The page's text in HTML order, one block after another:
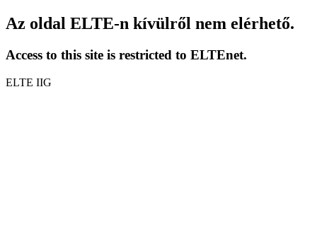
Az oldal ELTE-n kívülről nem elérhető.
Access to this site is restricted to ELTEnet.
ELTE IIG